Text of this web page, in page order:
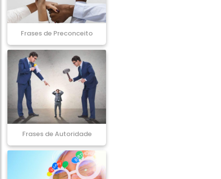
Frases de Preconceito
Frases de Autoridade